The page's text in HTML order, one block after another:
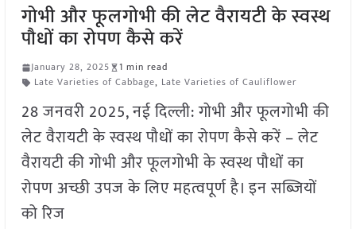
गोभी और फूलगोभी की लेट वैरायटी के स्वस्थ
पौधों का रोपण कैसे करें
January 28, 2025
1 min read
Late Varieties of Cabbage, Late Varieties of Cauliflower
28 जनवरी 2025, नई दिल्ली: गोभी और फूलगोभी की
लेट वैरायटी के स्वस्थ पौधों का रोपण कैसे करें – लेट
वैरायटी की गोभी और फूलगोभी के स्वस्थ पौधों का
रोपण अच्छी उपज के लिए महत्वपूर्ण है। इन सब्जियों
को रिज